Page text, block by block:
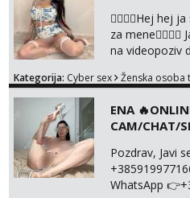
❤️‍🔥❤️‍🔥Hej hej
za
na videopoziv
Kategorija: Cyber sex Ženska osoba
ENA
CAM/CHAT/
Pozdrav, Javi
WhatsApp